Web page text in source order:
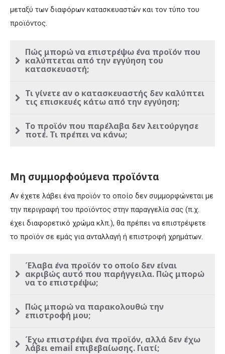
μεταξύ των διαφόρων κατασκευαστών και τον τύπο του
προϊόντος.
Πώς μπορώ να επιστρέψω ένα προϊόν που
καλύπτεται από την εγγύηση του
κατασκευαστή;
Τι γίνετε αν ο κατασκευαστής δεν καλύπτει
τις επισκευές κάτω από την εγγύηση;
Το προϊόν που παρέλαβα δεν λειτούργησε
ποτέ. Τι πρέπει να κάνω;
Μη συμμορφούμενα προϊόντα
Αν έχετε λάβει ένα προϊόν το οποίο δεν συμμορφώνεται με
την περιγραφή του προϊόντος στην παραγγελία σας (π.χ.
έχει διαφορετικό χρώμα κλπ.), θα πρέπει να επιστρέψετε
το προϊόν σε εμάς για ανταλλαγή ή επιστροφή χρημάτων.
Έλαβα ένα προϊόν το οποίο δεν είναι
ακριβώς αυτό που παρήγγειλα. Πώς μπορώ
να το επιστρέψω;
Πώς μπορώ να παρακολουθώ την
επιστροφή μου;
Έχω επιστρέψει ένα προϊόν, αλλά δεν έχω
λάβει email επιβεβαίωσης. Γιατί;